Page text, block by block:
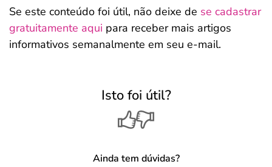
Se este conteúdo foi útil, não deixe de se cadastrar
gratuitamente aqui para receber mais artigos
informativos semanalmente em seu e-mail.
Isto foi útil?
Ainda tem dúvidas?